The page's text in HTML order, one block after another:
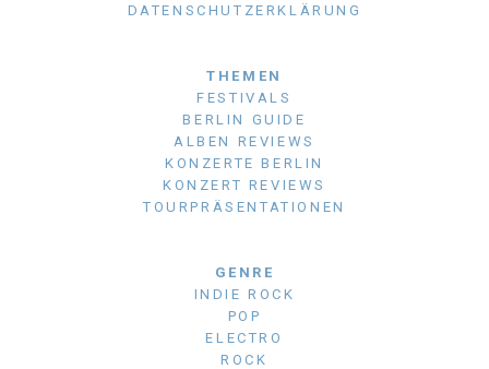
DATENSCHUTZERKLÄRUNG
THEMEN
FESTIVALS
BERLIN GUIDE
ALBEN REVIEWS
KONZERTE BERLIN
KONZERT REVIEWS
TOURPRÄSENTATIONEN
GENRE
INDIE ROCK
POP
ELECTRO
ROCK